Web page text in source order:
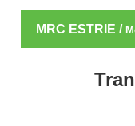
MRC ESTRIE /